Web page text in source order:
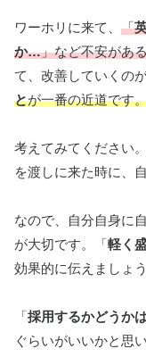
ワーホリに来て、 「
か…」など不安があ
て、改善していくの
とが一番の近道です
考えてみてください
を渡しに来た時に、
なので、自分自身に
が大切です。「軽く
効果的に伝えましょう
「採用するかどうか
ぐらいがいいかと思